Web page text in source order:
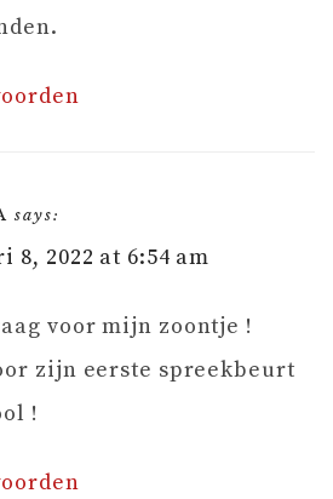
says:
8, 2022 at 6:54 am
voor mijn zoontje !
zijn eerste spreekbeurt
!